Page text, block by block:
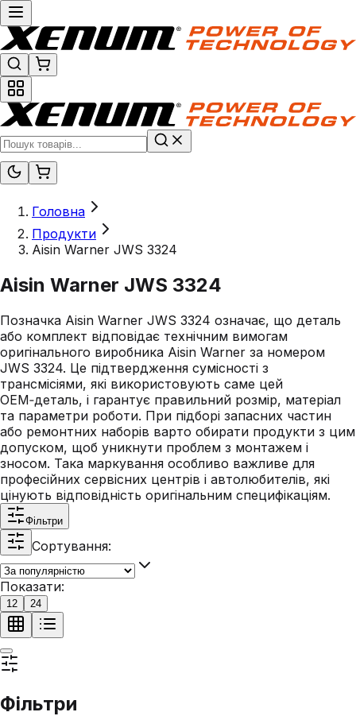
Головна
Продукти
Aisin Warner JWS 3324
Aisin Warner JWS 3324
Позначка Aisin Warner JWS 3324 означає, що деталь
або комплект відповідає технічним вимогам
оригінального виробника Aisin Warner за номером
JWS 3324. Це підтвердження сумісності з
трансмісіями, які використовують саме цей
OEM‑деталь, і гарантує правильний розмір, матеріал
та параметри роботи. При підборі запасних частин
або ремонтних наборів варто обирати продукти з цим
допуском, щоб уникнути проблем з монтажем і
зносом. Така маркування особливо важливе для
професійних сервісних центрів і автолюбителів, які
цінують відповідність оригінальним специфікаціям.
Фільтри
Сортування:
Показати:
12 24
Фільтри